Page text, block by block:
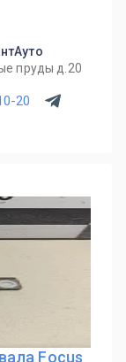
пруды д.20
20
Focus